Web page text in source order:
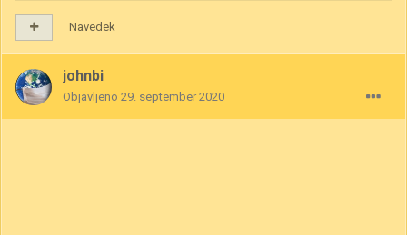
Navedek
johnbi
Objavljeno 29. september 2020